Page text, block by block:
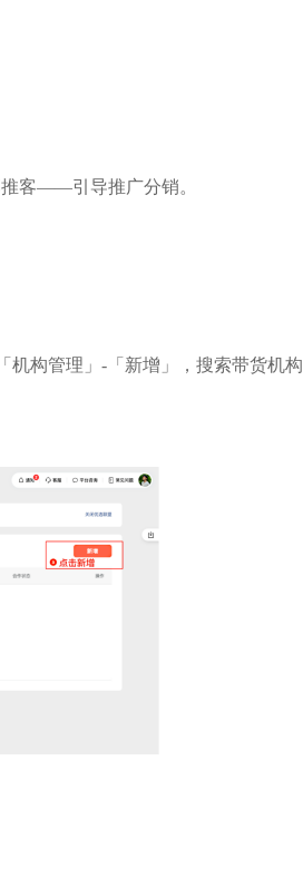
——引导推广分销。
机构管理」-「新增」，搜索带货机构
京东